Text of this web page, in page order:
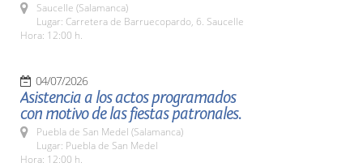
Saucelle (Salamanca)
Lugar: Carretera de Barruecopardo, 6. Saucelle
Hora: 12:00 h.
04/07/2026
Asistencia a los actos programados
con motivo de las fiestas patronales.
Puebla de San Medel (Salamanca)
Lugar: Puebla de San Medel
Hora: 12:00 h.